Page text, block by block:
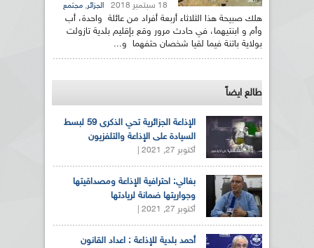
18 سبتمبر 2018 الجزائر, مجتمع
هلك صبيحة هذا الثلاثاء أربعة أفراد من عائلة واحدة، أب
وأم و ابنتيهما، في حادث مرور وقع بإقليم بلدية تازولت
بولاية باتنة فيما لقيا شخصان حتفهما و...
طالع ايضاً
الإذاعة الجزائرية تحي الذكرى 59 لبسط
السيادة على الإذاعة والتلفزيون
أكتوبر 27, 2021 |
بغالي: احترافية الإذاعة ومصداقيتها
وجواريتها ضمانة لريادتها
أكتوبر 27, 2021 |
أحمد بلدية للإذاعة : اعداد القانون